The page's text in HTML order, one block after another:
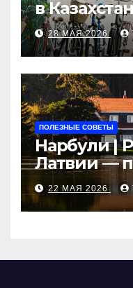
в
детские и
модели,
категории
рассрочки
28 МАЯ 2026
ПОЛЕЗНЫЕ СОВЕТЫ
Нарбули |
Латвии —
для
22 МАЯ 2026